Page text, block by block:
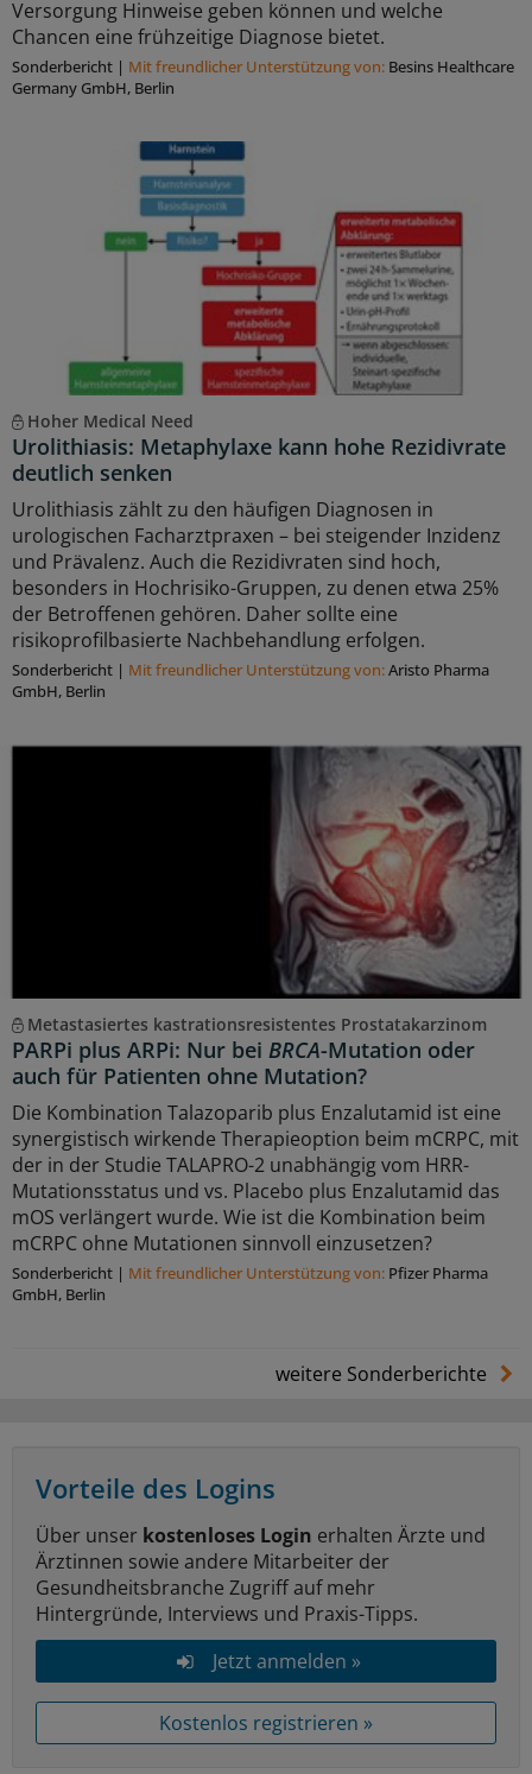
Versorgung Hinweise geben können und welche
Chancen eine frühzeitige Diagnose bietet.
Sonderbericht | Mit freundlicher Unterstützung von: Besins Healthcare
Germany GmbH, Berlin
Hoher Medical Need
Urolithiasis: Metaphylaxe kann hohe Rezidivrate
deutlich senken
Urolithiasis zählt zu den häufigen Diagnosen in
urologischen Facharztpraxen – bei steigender Inzidenz
und Prävalenz. Auch die Rezidivraten sind hoch,
besonders in Hochrisiko-Gruppen, zu denen etwa 25%
der Betroffenen gehören. Daher sollte eine
risikoprofilbasierte Nachbehandlung erfolgen.
Sonderbericht | Mit freundlicher Unterstützung von:Aristo Pharma
GmbH, Berlin
Metastasiertes kastrationsresistentes Prostatakarzinom
PARPi plus ARPi: Nur bei BRCA-Mutation oder
auch für Patienten ohne Mutation?
Die Kombination Talazoparib plus Enzalutamid ist eine
synergistisch wirkende Therapieoption beim mCRPC, mit
der in der Studie TALAPRO-2 unabhängig vom HRR-
Mutationsstatus und vs. Placebo plus Enzalutamid das
mOS verlängert wurde. Wie ist die Kombination beim
mCRPC ohne Mutationen sinnvoll einzusetzen?
Sonderbericht | Mit freundlicher Unterstützung von: Pfizer Pharma
GmbH, Berlin
weitere Sonderberichte
Vorteile des Logins
Über unser kostenloses Login erhalten Ärzte und
Ärztinnen sowie andere Mitarbeiter der
Gesundheitsbranche Zugriff auf mehr
Hintergründe, Interviews und Praxis-Tipps.
Jetzt anmelden »
Kostenlos registrieren »